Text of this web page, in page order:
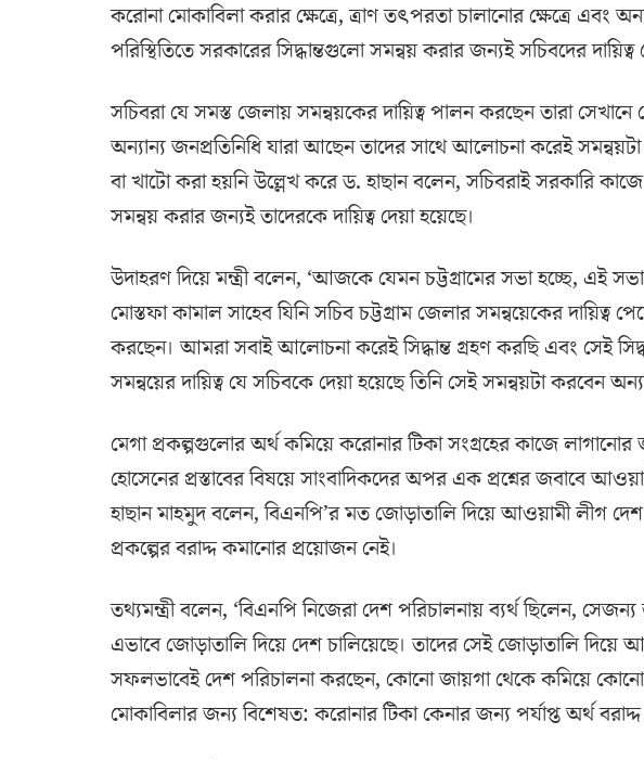
করোনা মোকাবিলা করার ক্ষেত্রে, ত্রাণ তৎপরতা চালানোর ক্ষেত্রে এবং
পরিস্থিতিতে সরকারের সিদ্ধান্তগুলো সমন্বয় করার জন্যই সচিবদের দায়িত্ব
সচিবরা যে সমস্ত জেলায় সমন্বয়কের দায়িত্ব পালন করছেন তারা
অন্যান্য জনপ্রতিনিধি যারা আছেন তাদের সাথে আলোচনা করেই
বা খাটো করা হয়নি উল্লেখ করে ড. হাছান বলেন, সচিবরাই সরকারি
সমন্বয় করার জন্যই তাদেরকে দায়িত্ব দেয়া হয়েছে।
উদাহরণ দিয়ে মন্ত্রী বলেন, ‘আজকে যেমন চট্টগ্রামের সভা হচ্ছে, এই
মোস্তফা কামাল সাহেব যিনি সচিব চট্টগ্রাম জেলার সমন্বয়েকের দায়িত্ব
করছেন। আমরা সবাই আলোচনা করেই সিদ্ধান্ত গ্রহণ করছি এবং সেই
সমন্বয়ের দায়িত্ব যে সচিবকে দেয়া হয়েছে তিনি সেই সমন্বয়টা করবেন
মেগা প্রকল্পগুলোর অর্থ কমিয়ে করোনার টিকা সংগ্রহের কাজে
হোসেনের প্রস্তাবের বিষয়ে সাংবাদিকদের অপর এক প্রশ্নের জবাবে
হাছান মাহমুদ বলেন, বিএনপি’র মত জোড়াতালি দিয়ে আওয়ামী লীগ
প্রকল্পের বরাদ্দ কমানোর প্রয়োজন নেই।
তথ্যমন্ত্রী বলেন, ‘বিএনপি নিজেরা দেশ পরিচালনায় ব্যর্থ ছিলেন,
এভাবে জোড়াতালি দিয়ে দেশ চালিয়েছে। তাদের সেই জোড়াতালি দিয়ে
সফলভাবেই দেশ পরিচালনা করছেন, কোনো জায়গা থেকে কমিয়ে
মোকাবিলার জন্য বিশেষত: করোনার টিকা কেনার জন্য পর্যাপ্ত অর্থ বরাদ্দ